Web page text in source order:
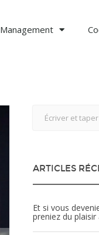
Management
ARTICLES
Et si vous deveniez efficace, pire… que vous
preniez du